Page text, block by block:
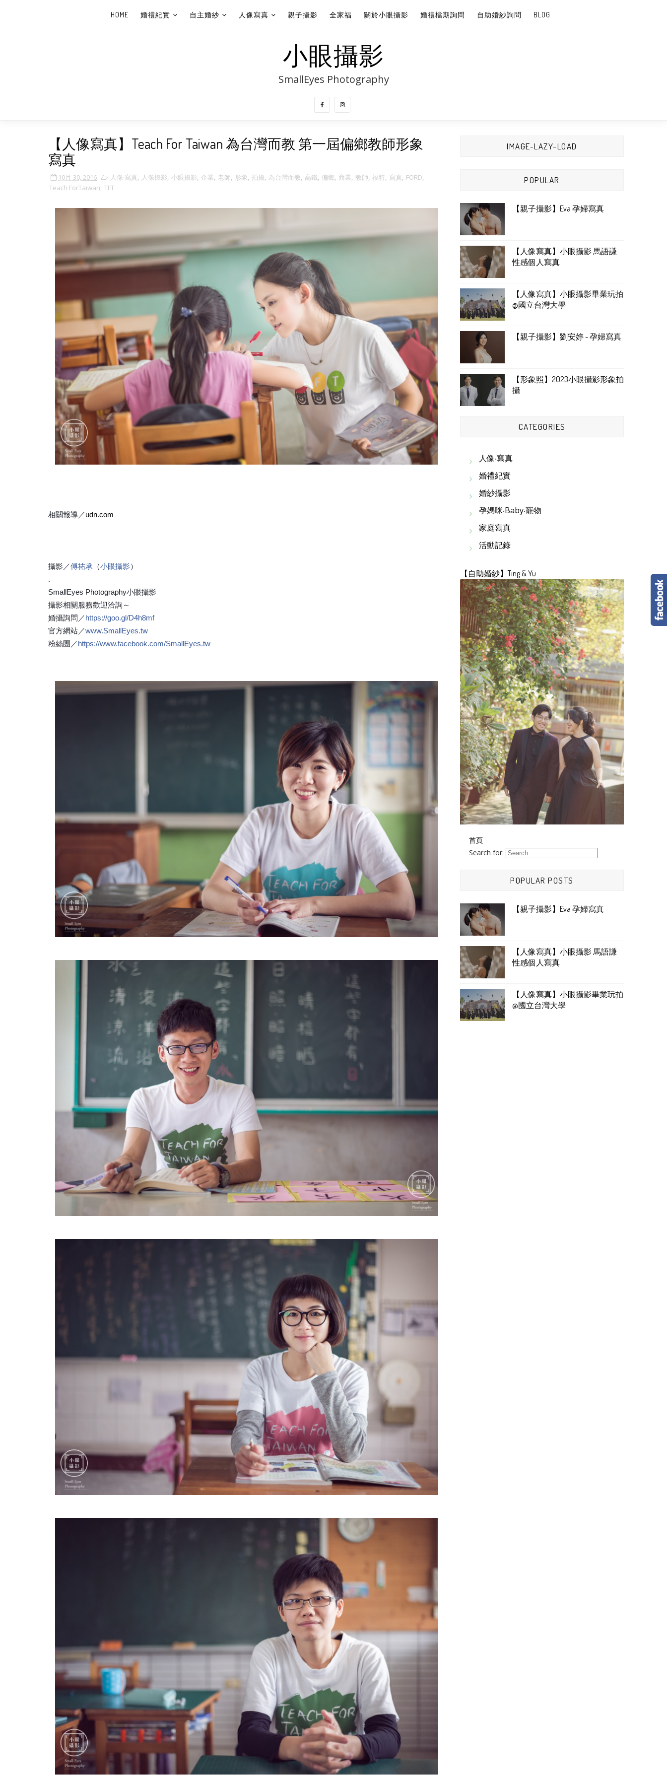
HOME 婚禮紀實 自主婚紗 人像寫真 親子攝影 全家福 關於小眼攝影 婚禮檔期詢問 自助婚紗詢問 BLOG
小眼攝影
SmallEyes Photography
【人像寫真】Teach For Taiwan 為台灣而教 第一屆偏鄉教師形象
寫真
10月 30, 2016 人像‧寫真 , 人像攝影, 小眼攝影, 企業, 老師, 形象, 拍攝, 為台灣而教, 高鐵, 偏鄉, 商業, 教師, 福特, 寫真 , FORD,
Teach ForTaiwan, TFT
相關報導／udn.com
攝影／傅祐承 （小眼攝影）
.
SmallEyes Photography小眼攝影
攝影相關服務歡迎洽詢～
婚攝詢問／https://goo.gl/D4h8mf
官方網站／www.SmallEyes.tw
粉絲團／https://www.facebook.com/SmallEyes.tw
IMAGE-LAZY-LOAD
POPULAR
【親子攝影】Eva 孕婦寫真
【人像寫真】小眼攝影 馬語謙
性感個人寫真
【人像寫真】小眼攝影畢業玩拍
@國立台灣大學
【親子攝影】劉安婷 - 孕婦寫真
【形象照】2023小眼攝影形象拍
攝
CATEGORIES
人像‧寫真
婚禮紀實
婚紗攝影
孕媽咪‧Baby‧寵物
家庭寫真
活動記錄
【自助婚紗】Ting & Yu
首頁
Search for:
POPULAR POSTS
【親子攝影】Eva 孕婦寫真
【人像寫真】小眼攝影 馬語謙
性感個人寫真
【人像寫真】小眼攝影畢業玩拍
@國立台灣大學